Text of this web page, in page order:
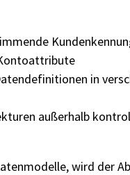
in
außerhalb
wird der